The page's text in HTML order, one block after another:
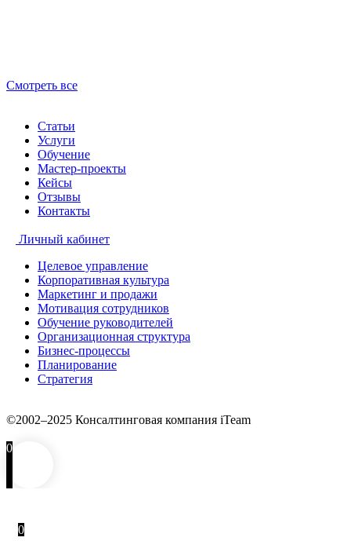
Смотреть все
Статьи
Услуги
Обучение
Мастер-проекты
Кейсы
Отзывы
Контакты
Личный кабинет
Целевое управление
Корпоративная культура
Маркетинг и продажи
Мотивация сотрудников
Обучение руководителей
Организационная структура
Бизнес-процессы
Планирование
Стратегия
©2002–2025 Консалтинговая компания iTeam
0
0